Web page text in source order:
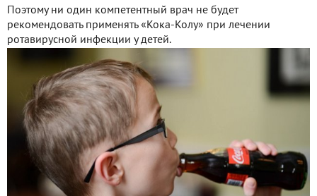
Поэтому ни один компетентный врач не будет
рекомендовать применять «Кока-Колу» при лечении
ротавирусной инфекции у детей.